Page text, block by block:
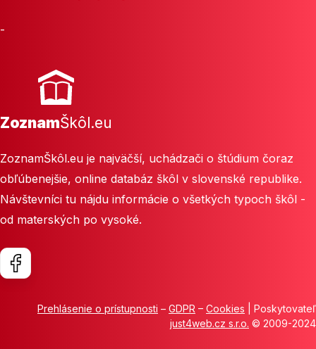
-
ZoznamŠkôl.eu
ZoznamŠkôl.eu je najväčší, uchádzači o štúdium čoraz
obľúbenejšie, online databáz škôl v slovenské republike.
Návštevníci tu nájdu informácie o všetkých typoch škôl -
od materských po vysoké.
Prehlásenie o prístupnosti – GDPR – Cookies | Poskytovateľ
just4web.cz s.r.o. © 2009-2024